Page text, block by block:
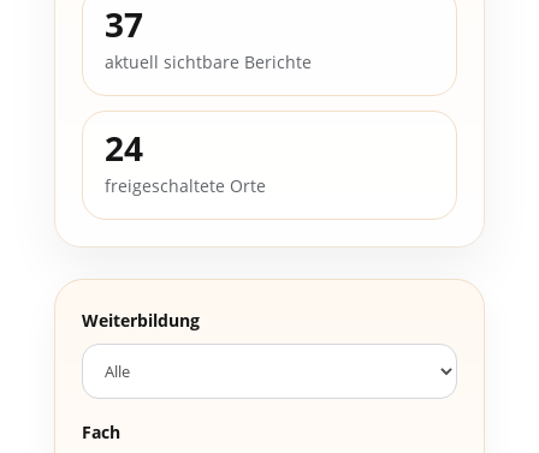
37
aktuell sichtbare Berichte
24
freigeschaltete Orte
Weiterbildung
Fach